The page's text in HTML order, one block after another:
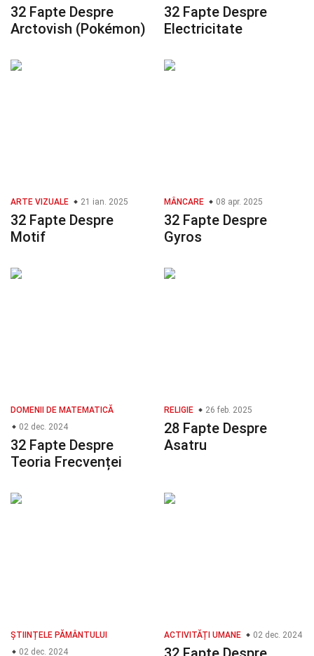
32 Fapte Despre
Arctovish (Pokémon)
32 Fapte Despre
Electricitate
ARTE VIZUALE 21 ian. 2025
32 Fapte Despre
Motif
MÂNCARE 08 apr. 2025
32 Fapte Despre
Gyros
DOMENII DE MATEMATICĂ
02 dec. 2024
32 Fapte Despre
Teoria Frecvenței
RELIGIE 26 feb. 2025
28 Fapte Despre
Asatru
ȘTIINȚELE PĂMÂNTULUI
02 dec. 2024
ACTIVITĂȚI UMANE 02 dec. 2024